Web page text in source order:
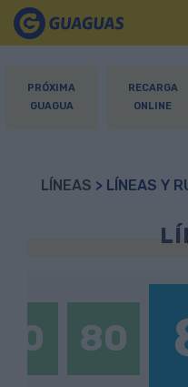
PRÓXIMA
GUAGUA
RECARGA
ONLINE
LÍNEAS > LÍNEAS Y
70 80